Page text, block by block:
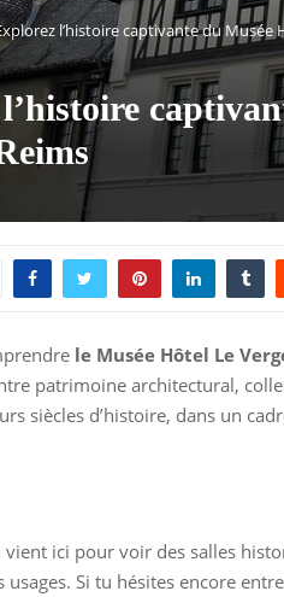
l’histoire captivante du Musée
le Musée Hôtel Le
patrimoine architectural,
siècles d’histoire, dans un
ici pour voir des salles
usages. Si tu hésites encore